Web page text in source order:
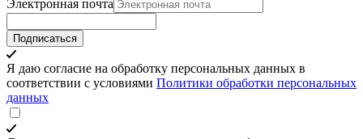
Электронная почта
Подписаться
Я даю согласие на обработку персональных данных в
соответствии с условиями Политики обработки персональных
данных